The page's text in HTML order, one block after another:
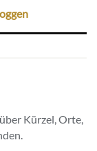
Kürzel, Orte,